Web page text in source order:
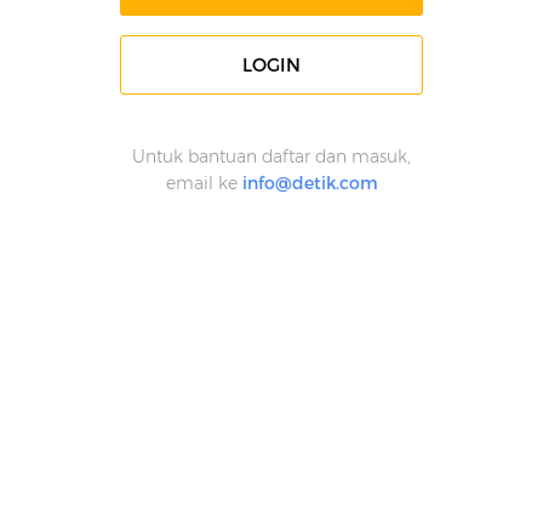
LOGIN
Untuk bantuan daftar dan masuk,
email ke info@detik.com